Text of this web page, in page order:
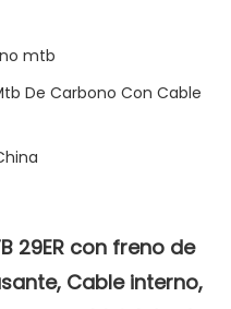
mtb
De Carbono Con Cable
29ER con freno de
Cable interno,